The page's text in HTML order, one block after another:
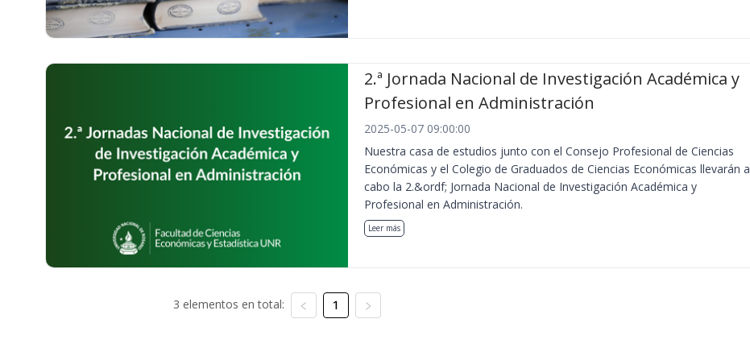
2.ª Jornada Nacional de Investigación Académica y
Profesional en Administración
2025-05-07 09:00:00
Nuestra casa de estudios junto con el Consejo Profesional de Ciencias
Económicas y el Colegio de Graduados de Ciencias Económicas llevarán a
cabo la 2.&ordf; Jornada Nacional de Investigación Académica y
Profesional en Administración.
Leer más
3 elementos en total: 1